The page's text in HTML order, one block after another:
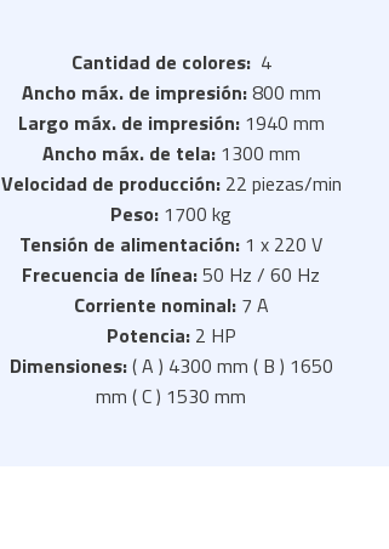
Cantidad de colores: 4
Ancho máx. de impresión:800 mm
Largo máx. de impresión: 1940 mm
Ancho máx. de tela: 1300 mm
Velocidad de producción: 22 piezas/min
Peso: 1700 kg
Tensión de alimentación: 1 x 220 V
Frecuencia de línea:50 Hz / 60 Hz
Corriente nominal: 7 A
Potencia: 2 HP
Dimensiones:( A ) 4300 mm ( B ) 1650
mm ( C ) 1530 mm